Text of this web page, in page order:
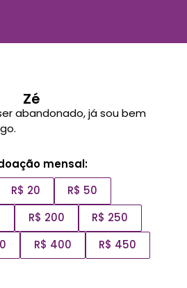
Zé
abandonado, já sou bem
mensal:
R$ 20
R$ 50
R$ 200
R$ 250
R$ 400
R$ 450